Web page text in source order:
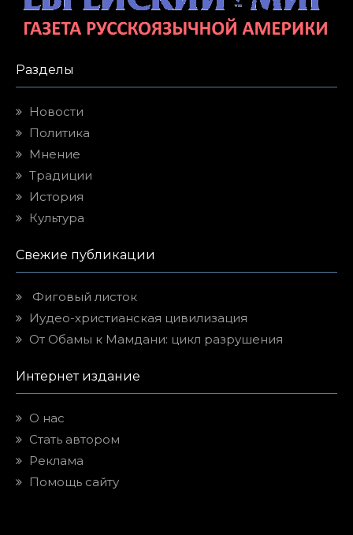
Разделы
Новости
Политика
Мнение
Традиции
История
Культура
Свежие публикации
Фиговый листок
Иудео-христианская цивилизация
От Обамы к Мамдани: цикл разрушения
Интернет издание
О нас
Стать автором
Реклама
Помощь сайту